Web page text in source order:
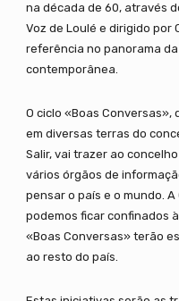
na década de 60, através
Voz de Loulé e dirigido por
referência no panorama
contemporânea.
O ciclo «Boas Conversas»,
em diversas terras do
Salir, vai trazer ao
vários órgãos de
pensar o país e o mundo.
podemos ficar confinados
«Boas Conversas» terão
ao resto do país.